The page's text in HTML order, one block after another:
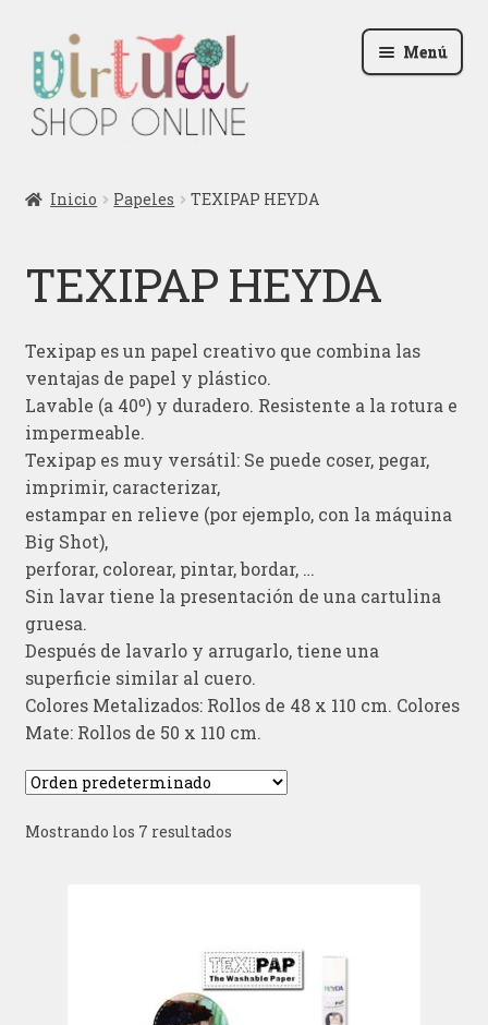
la
navegación
al
contenido
Menú
Contactar
Blog
Iniciar sesión
Inicio Papeles TEXIPAP HEYDA
TEXIPAP HEYDA
Texipap es un papel creativo que combina las
ventajas de papel y plástico.
Lavable (a 40º) y duradero. Resistente a la rotura e
impermeable.
Texipap es muy versátil: Se puede coser, pegar,
imprimir, caracterizar,
estampar en relieve (por ejemplo, con la máquina
Big Shot),
perforar, colorear, pintar, bordar, …
Sin lavar tiene la presentación de una cartulina
gruesa.
Después de lavarlo y arrugarlo, tiene una
superficie similar al cuero.
Colores Metalizados: Rollos de 48 x 110 cm. Colores
Mate: Rollos de 50 x 110 cm.
Mostrando los 7 resultados